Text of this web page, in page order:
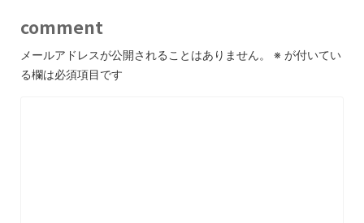
comment
メールアドレスが公開されることはありません。 ※ が付いてい
る欄は必須項目です